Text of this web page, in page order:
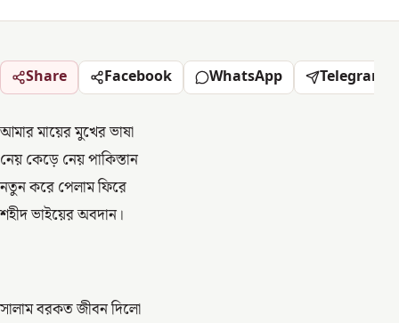
Share Facebook WhatsApp Telegram
আমার মায়ের মুখের ভাষা
নেয় কেড়ে নেয় পাকিস্তান
নতুন করে পেলাম ফিরে
শহীদ ভাইয়ের অবদান।
সালাম বরকত জীবন দিলো